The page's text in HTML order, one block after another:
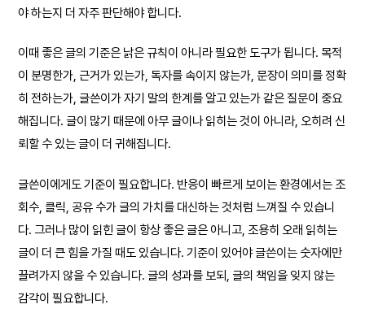
야 하는지 더 자주 판단해야 합니다.
이때 좋은 글의 기준은 낡은 규칙이 아니라 필요한 도구가 됩니다. 목적
이 분명한가, 근거가 있는가, 독자를 속이지 않는가, 문장이 의미를 정확
히 전하는가, 글쓴이가 자기 말의 한계를 알고 있는가 같은 질문이 중요
해집니다. 글이 많기 때문에 아무 글이나 읽히는 것이 아니라, 오히려 신
뢰할 수 있는 글이 더 귀해집니다.
글쓴이에게도 기준이 필요합니다. 반응이 빠르게 보이는 환경에서는 조
회수, 클릭, 공유 수가 글의 가치를 대신하는 것처럼 느껴질 수 있습니
다. 그러나 많이 읽힌 글이 항상 좋은 글은 아니고, 조용히 오래 읽히는
글이 더 큰 힘을 가질 때도 있습니다. 기준이 있어야 글쓴이는 숫자에만
끌려가지 않을 수 있습니다. 글의 성과를 보되, 글의 책임을 잊지 않는
감각이 필요합니다.